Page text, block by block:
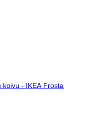
koivu - IKEA Frosta